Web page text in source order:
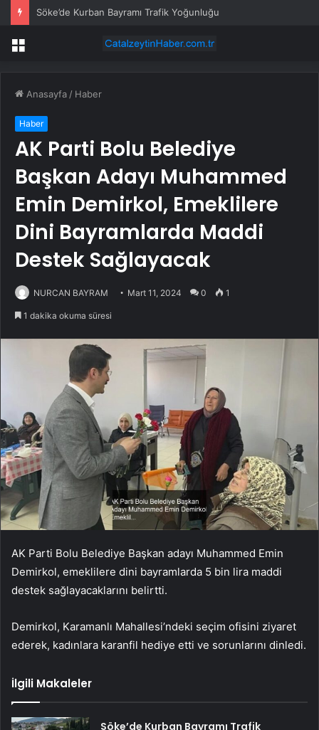
Söke’de Kurban Bayramı Trafik Yoğunluğu
Menü
Anasayfa / Haber
Haber
AK Parti Bolu Belediye
Başkan Adayı Muhammed
Emin Demirkol, Emeklilere
Dini Bayramlarda Maddi
Destek Sağlayacak
NURCAN BAYRAM Mart 11, 2024 0 1
1 dakika okuma süresi
AK Parti Bolu Belediye Başkan adayı Muhammed Emin
Demirkol, emeklilere dini bayramlarda 5 bin lira maddi
destek sağlayacaklarını belirtti.
Demirkol, Karamanlı Mahallesi’ndeki seçim ofisini ziyaret
ederek, kadınlara karanfil hediye etti ve sorunlarını dinledi.
İlgili Makaleler
Söke’de Kurban Bayramı Trafik